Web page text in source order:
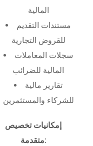
المالية
مستندات التقديم
للقروض التجارية
سجلات المعاملات
المالية للضرائب
تقارير مالية
للشركاء والمستثمرين
إمكانيات تخصيص
متقدمة: